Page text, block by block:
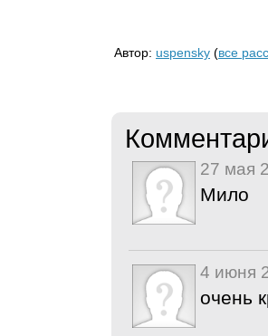
Автор: uspensky (все
27 мая
Мило
4 июня
очень